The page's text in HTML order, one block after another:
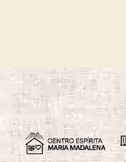
Caridade em
Ação